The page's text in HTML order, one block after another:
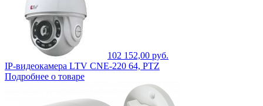
102 152,00 руб.
IP-видеокамера LTV CNE-220 64, PTZ
Подробнее о товаре